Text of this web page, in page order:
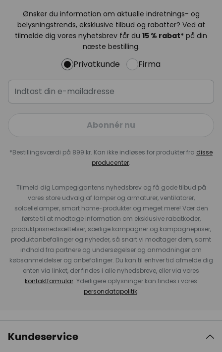
Ønsker du information om aktuelle indretnings- og
belysningstrends, eksklusive tilbud og rabatter? Ved at
tilmelde dig vores nyhetsbrev får du 15 % rabat* på din
næste bestilling.
Privatkunde Firma
Abonnér nu
*Bestillingsværdi på 899 kr. Kan ikke indløses for produkter fra disse
producenter.
Tilmeld dig Lampegigantens nyhedsbrev og få gode tilbud på
vores store udvalg af lamper og armaturer, ventilatorer,
solcellelamper, smart home-produkter og meget mere! Vær den
første til at modtage information om eksklusive rabatkoder,
produktprisnedsættelser, særlige kampagner og kampagnepriser,
produktanbefalinger og nyheder, så snart vi modtager dem, samt
indhold fra partnere og undersøgelser og anmodninger om
købsanmeldelser og anbefalinger. Du kan til enhver tid afmelde dig
enten via linket, der findes i alle nyhedsbreve, eller via vores
kontaktformular. Yderligere oplysninger kan findes i vores
persondatapolitik.
Kundeservice